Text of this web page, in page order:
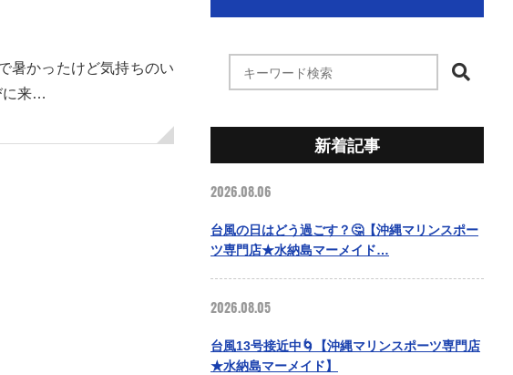
暑かったけど気持ちのい
に来…
新着記事
2026.08.06
台風の日はどう過ごす？🤔【沖縄マリンスポー
ツ専門店★水納島マーメイド…
2026.08.05
台風13号接近中🌀【沖縄マリンスポーツ専門店
★水納島マーメイド】